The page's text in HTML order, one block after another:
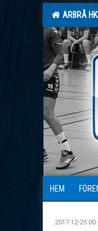
ARBRÅ HK
HEM
2017-12-25